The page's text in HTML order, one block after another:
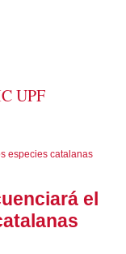
UPF
especies catalanas
el